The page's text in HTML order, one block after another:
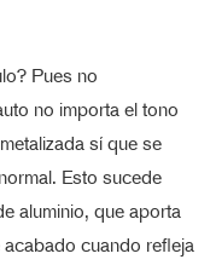
Pues no
no importa el tono
sí que se
Esto sucede
aluminio, que aporta
cuando refleja